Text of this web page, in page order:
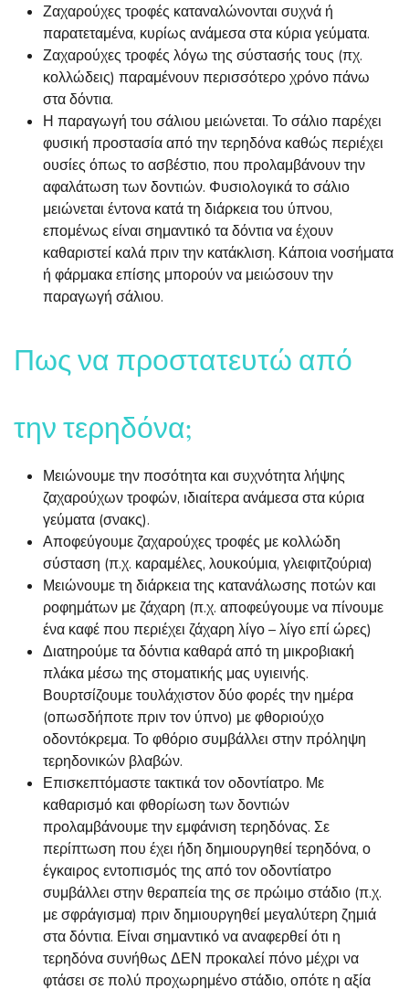
Ζαχαρούχες τροφές καταναλώνονται συχνά ή
παρατεταμένα, κυρίως ανάμεσα στα κύρια γεύματα.
Ζαχαρούχες τροφές λόγω της σύστασής τους (πχ.
κολλώδεις) παραμένουν περισσότερο χρόνο πάνω
στα δόντια.
Η παραγωγή του σάλιου μειώνεται. Το σάλιο παρέχει
φυσική προστασία από την τερηδόνα καθώς περιέχει
ουσίες όπως το ασβέστιο, που προλαμβάνουν την
αφαλάτωση των δοντιών. Φυσιολογικά το σάλιο
μειώνεται έντονα κατά τη διάρκεια του ύπνου,
επομένως είναι σημαντικό τα δόντια να έχουν
καθαριστεί καλά πριν την κατάκλιση. Κάποια νοσήματα
ή φάρμακα επίσης μπορούν να μειώσουν την
παραγωγή σάλιου.
Πως να προστατευτώ από
την τερηδόνα;
Μειώνουμε την ποσότητα και συχνότητα λήψης
ζαχαρούχων τροφών, ιδιαίτερα ανάμεσα στα κύρια
γεύματα (σνακς).
Αποφεύγουμε ζαχαρούχες τροφές με κολλώδη
σύσταση (π.χ. καραμέλες, λουκούμια, γλειφιτζούρια)
Μειώνουμε τη διάρκεια της κατανάλωσης ποτών και
ροφημάτων με ζάχαρη (π.χ. αποφεύγουμε να πίνουμε
ένα καφέ που περιέχει ζάχαρη λίγο – λίγο επί ώρες)
Διατηρούμε τα δόντια καθαρά από τη μικροβιακή
πλάκα μέσω της στοματικής μας υγιεινής.
Βουρτσίζουμε τουλάχιστον δύο φορές την ημέρα
(οπωσδήποτε πριν τον ύπνο) με φθοριούχο
οδοντόκρεμα. Το φθόριο συμβάλλει στην πρόληψη
τερηδονικών βλαβών.
Επισκεπτόμαστε τακτικά τον οδοντίατρο. Με
καθαρισμό και φθορίωση των δοντιών
προλαμβάνουμε την εμφάνιση τερηδόνας. Σε
περίπτωση που έχει ήδη δημιουργηθεί τερηδόνα, ο
έγκαιρος εντοπισμός της από τον οδοντίατρο
συμβάλλει στην θεραπεία της σε πρώιμο στάδιο (π.χ.
με σφράγισμα) πριν δημιουργηθεί μεγαλύτερη ζημιά
στα δόντια. Είναι σημαντικό να αναφερθεί ότι η
τερηδόνα συνήθως ΔΕΝ προκαλεί πόνο μέχρι να
φτάσει σε πολύ προχωρημένο στάδιο, οπότε η αξία